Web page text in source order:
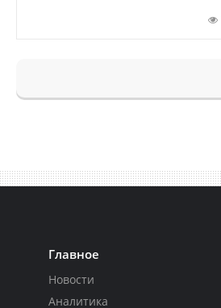
Главное
Новости
Аналитика